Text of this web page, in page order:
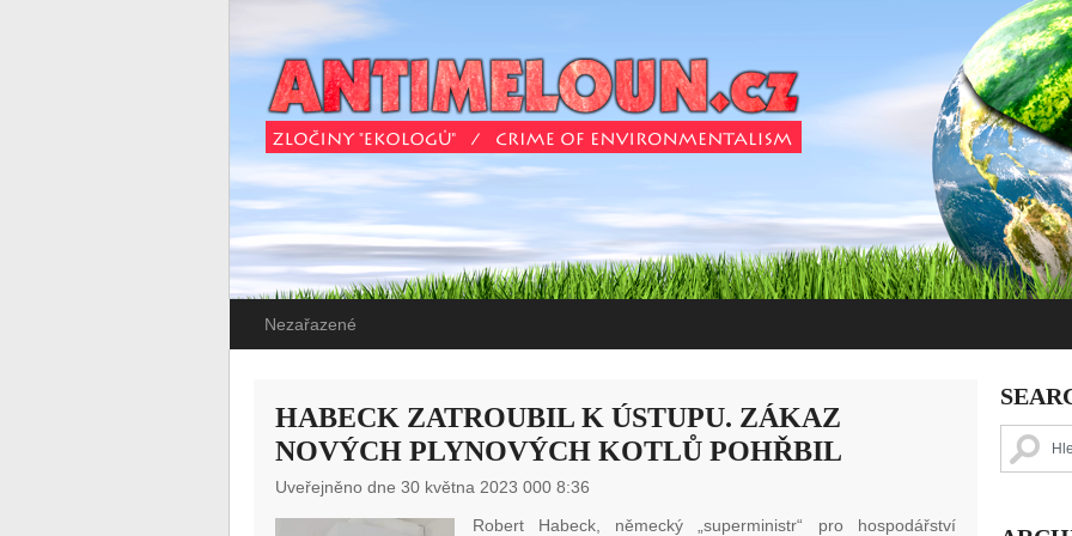
Nezařazené
HABECK ZATROUBIL K ÚSTUPU. ZÁKAZ
NOVÝCH PLYNOVÝCH KOTLŮ POHŘBIL
Uveřejněno dne 30 května 2023 000 8:36
Robert Habeck, německý „superministr“ pro hospodářství